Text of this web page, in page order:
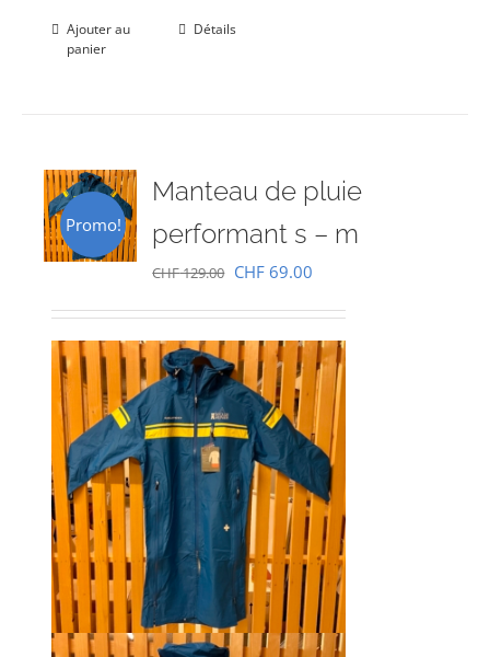
Ajouter au
panier
Détails
Promo!
Manteau de pluie
performant s – m
CHF129.00 Le
initial
était :
CHF 129.00.
CHF 69.00
actuel
est :
CHF 69.00.